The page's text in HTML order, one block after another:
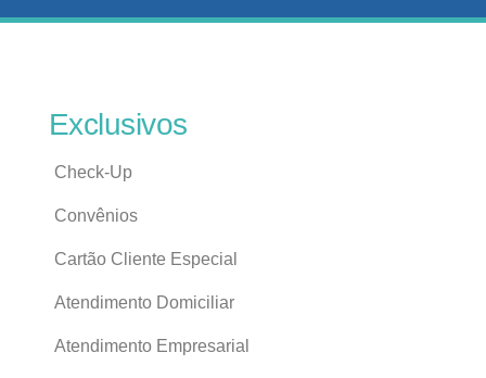
Exclusivos
Check-Up
Convênios
Cartão Cliente Especial
Atendimento Domiciliar
Atendimento Empresarial